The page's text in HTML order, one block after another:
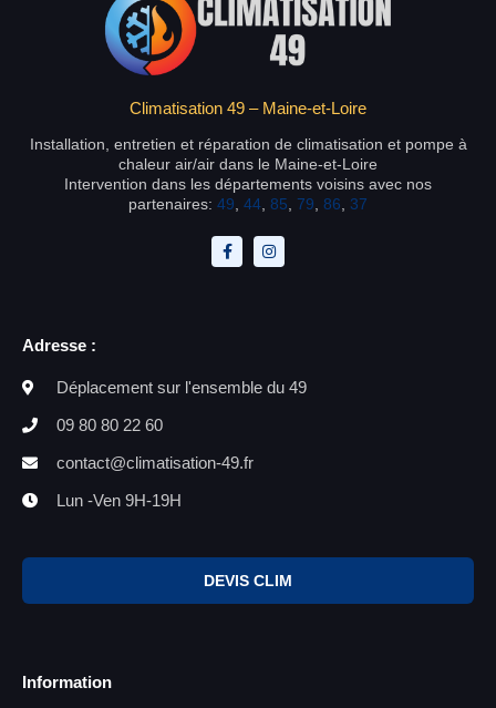
Climatisation 49 – Maine-et-Loire
Installation, entretien et réparation de climatisation et pompe à
chaleur air/air dans le Maine-et-Loire
Intervention dans les départements voisins avec nos
partenaires: 49 44 85 79 86 37
Adresse :
Déplacement sur l'ensemble du 49
09 80 80 22 60
contact@climatisation-49.fr
Lun -Ven 9H-19H
DEVIS CLIM
Information